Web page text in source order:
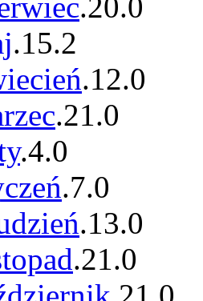
.20.0
.15.2
.12.0
.21.0
.4.0
.7.0
.13.0
.21.0